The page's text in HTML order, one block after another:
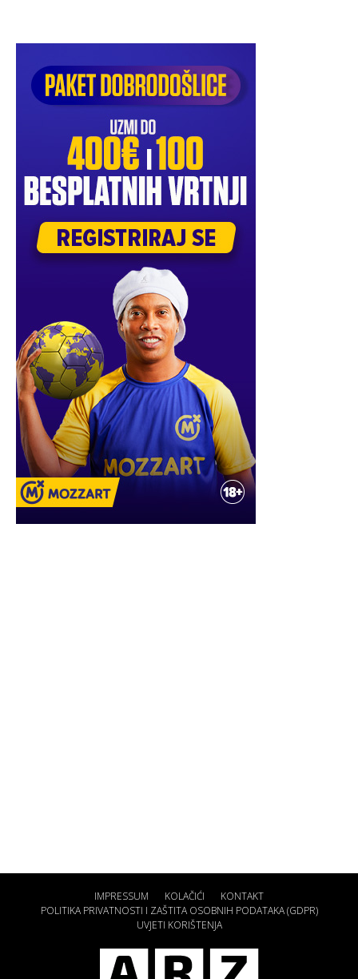
IMPRESSUM KOLAČIĆI
KONTAKT
POLITIKA PRIVATNOSTI I ZAŠTITA OSOBNIH PODATAKA (GDPR)
UVJETI KORIŠTENJA